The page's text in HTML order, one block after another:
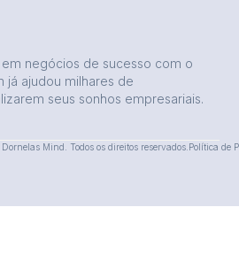
negócios de sucesso com o
já ajudou milhares de
seus sonhos empresariais.
Mind. Todos os direitos reservados. Política de